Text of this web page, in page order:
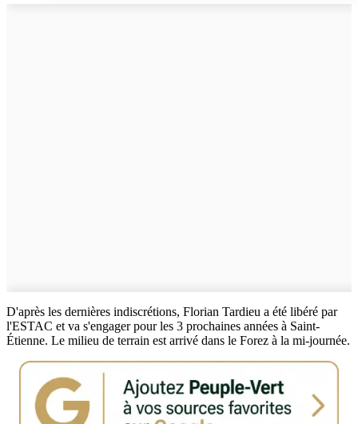
D'après les dernières indiscrétions, Florian Tardieu a été libéré par
l'ESTAC et va s'engager pour les 3 prochaines années à Saint-
Étienne. Le milieu de terrain est arrivé dans le Forez à la mi-journée.